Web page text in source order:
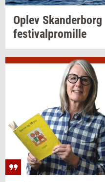
Oplev Skan­der­borg
festi­val­pro­mil­le